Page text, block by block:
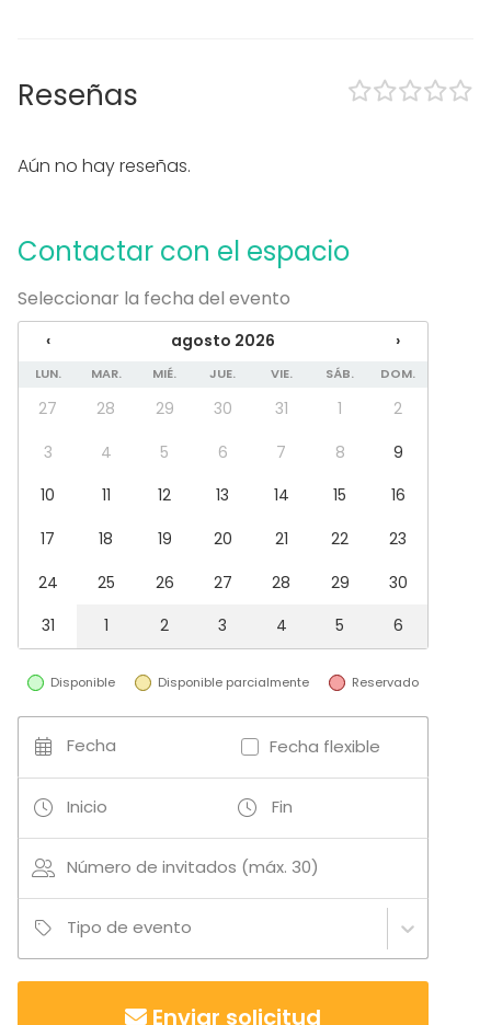
Pizarra blanca / Flipchart
Tipo de eventos
Boda
Cena / Comida
Reunión / Workshop
Conferencia / Formación
Evento corporativo
Fiesta de empresa
Celebración familiar
Restaurante
Aula de formación
Actividades
Cocción / Clase de cócteles
Más información sobre servicios e instalaciones
El uso de la cocina no es de libre disposición y se
realizará siempre con el apoyo del equipo de
profesionales de Lóleo.
Clases de cocina
Reseñas
Aún no hay reseñas.
Contactar con el espacio
Seleccionar la fecha del evento
‹ agosto 2026 ›
LUN. MAR. MIÉ. JUE. VIE. SÁB. DOM.
27 28 29 30 31 1
2
3
4 5 6 7 8
9
10
11 12 13 14 15
16
17
18 19 20 21 22
23
24
25 26 27 28 29
30
31
1 2 3 4 5 6
Disponible Disponible parcialmente Reservado
Fecha Fecha flexible
Inicio Fin
Número de invitados (máx. 30)
Tipo de evento
Enviar solicitud